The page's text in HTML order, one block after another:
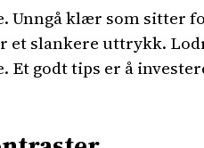
Unngå klær som sitter
et slankere uttrykk.
Et godt tips er å